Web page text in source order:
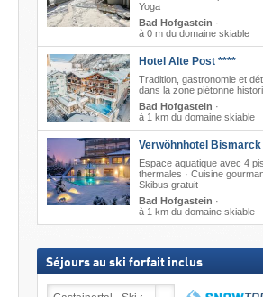
Yoga
Bad Hofgastein ·
à 0 m du domaine skiable
Hotel Alte Post ****
Tradition, gastronomie et
dans la zone piétonne
Bad Hofgastein ·
à 1 km du domaine skiable
Verwöhnhotel Bismarck
Espace aquatique avec 4
thermales · Cuisine
Skibus gratuit
Bad Hofgastein ·
à 1 km du domaine skiable
Séjours au ski forfait inclus